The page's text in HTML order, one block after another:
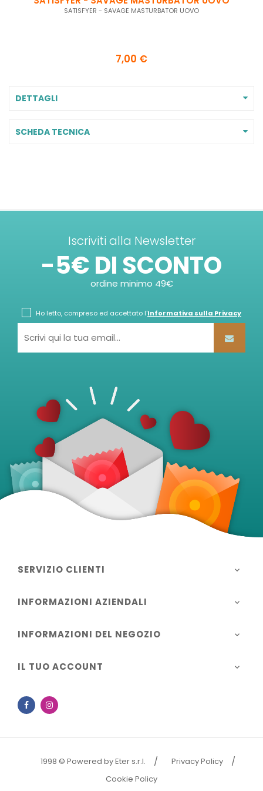
SATISFYER - SAVAGE MASTURBATOR UOVO
7,00 €
DETTAGLI
SCHEDA TECNICA
Iscriviti alla Newsletter
-5€ DI SCONTO
ordine minimo 49€
Ho letto, compreso ed accettato l'Informativa sulla Privacy
SERVIZIO CLIENTI 
INFORMAZIONI AZIENDALI 
INFORMAZIONI DEL NEGOZIO 
IL TUO ACCOUNT 
Facebook
1998 © Powered by Eter s.r.l.
Privacy Policy
Cookie Policy